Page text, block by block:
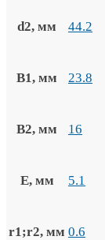
d2, мм 44.2
B1, мм 23.8
B2, мм 16
E, мм 5.1
r1;r2, мм 0.6